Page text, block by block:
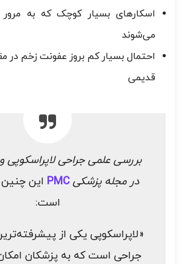
اسکارهای بسیار کوچک که به مرور
می‌شوند
احتمال بسیار کم بروز عفونت زخم در
قدیمی
بررسی علمی جراحی لاپراسکوپی
در مجله پزشکیPMC این
است:
«لاپراسکوپی یکی از
جراحی است که به پزشکان